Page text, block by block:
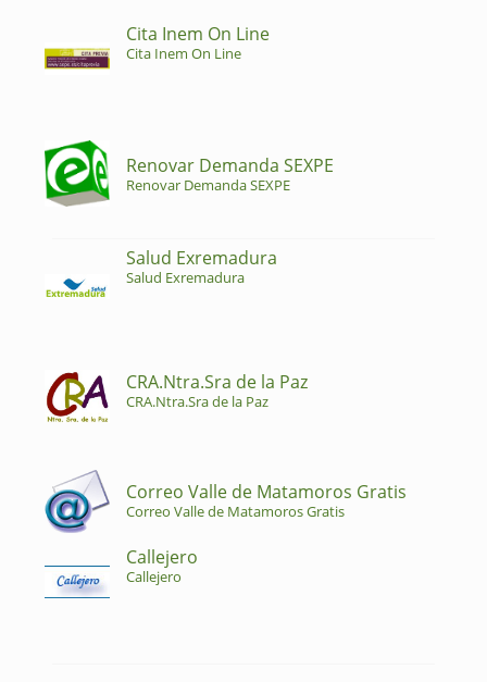
Cita Inem On Line
Cita Inem On Line
Renovar Demanda SEXPE
Renovar Demanda SEXPE
Salud Exremadura
Salud Exremadura
CRA.Ntra.Sra de la Paz
CRA.Ntra.Sra de la Paz
Correo Valle de Matamoros Gratis
Correo Valle de Matamoros Gratis
Callejero
Callejero